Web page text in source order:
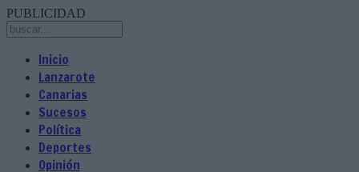
PUBLICIDAD
Inicio
Lanzarote
Canarias
Sucesos
Política
Deportes
Opinión